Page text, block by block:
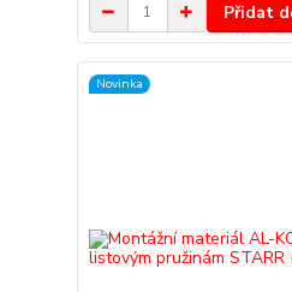
Přidat
Novinka